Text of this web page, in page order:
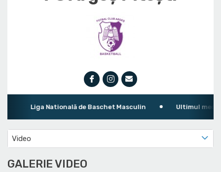
Liga Natională de Baschet Masculin Ultimul meci:
Video
GALERIE VIDEO